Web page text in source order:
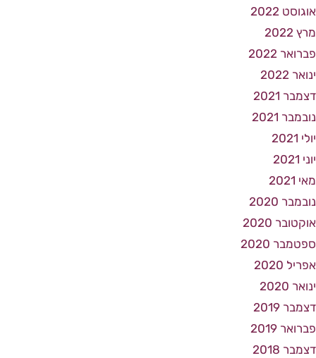
אוגוסט 2022
מרץ 2022
פברואר 2022
ינואר 2022
דצמבר 2021
נובמבר 2021
יולי 2021
יוני 2021
מאי 2021
נובמבר 2020
אוקטובר 2020
ספטמבר 2020
אפריל 2020
ינואר 2020
דצמבר 2019
פברואר 2019
דצמבר 2018